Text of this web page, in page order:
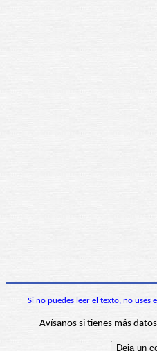
Si no puedes leer el texto, no
Avísanos si tienes más